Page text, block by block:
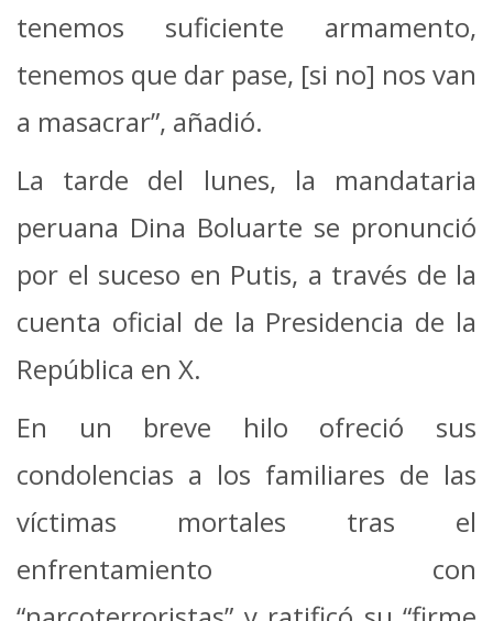
tenemos suficiente armamento,
tenemos que dar pase, [si no] nos van
a masacrar”, añadió.
La tarde del lunes, la mandataria
peruana Dina Boluarte se pronunció
por el suceso en Putis, a través de la
cuenta oficial de la Presidencia de la
República en X.
En un breve hilo ofreció sus
condolencias a los familiares de las
víctimas mortales tras el
enfrentamiento con